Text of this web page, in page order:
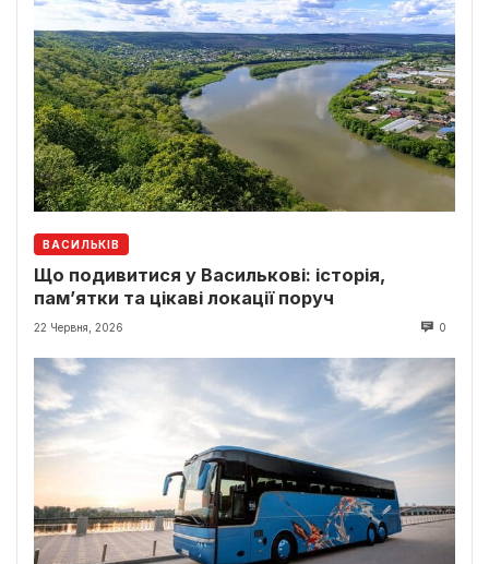
ВАСИЛЬКІВ
Що подивитися у Василькові: історія,
пам’ятки та цікаві локації поруч
22 Червня, 2026 0